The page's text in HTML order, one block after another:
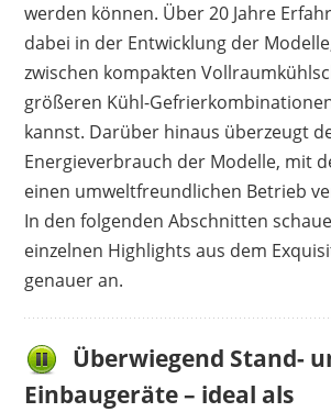
Vorteile
Retro Look
hochwertige Verarbeitung
gutes Preis-Leistungs-Verhältnis
Nachteile
kein wechselbarer Türanschlag
werden können. Über 20 Jahre
dabei in der Entwicklung der
zwischen kompakten
größeren Kühl-
kannst. Darüber hinaus überzeugt
Energieverbrauch der Modelle, mit
einen umweltfreundlichen Betrieb
In den folgenden Abschnitten
einzelnen Highlights aus dem
genauer an.
Überwiegend Stand-
Einbaugeräte – ideal als